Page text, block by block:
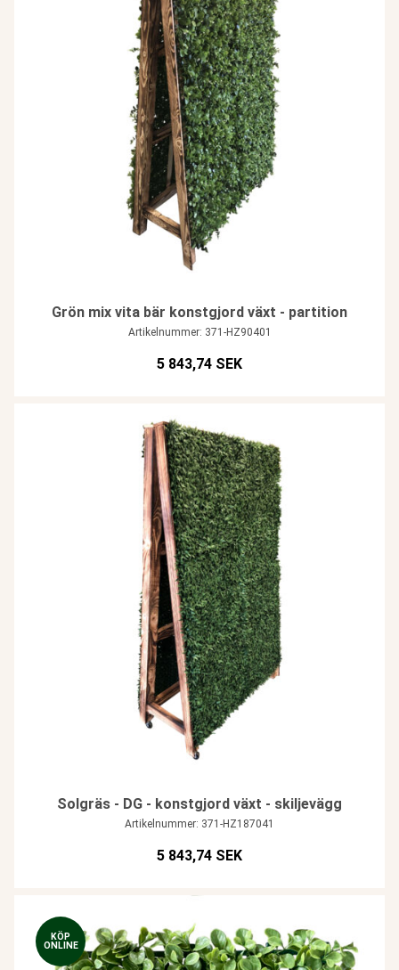
Grön mix vita bär konstgjord växt - partition
Artikelnummer: 371-HZ90401
5 843,74 SEK
Solgräs - DG - konstgjord växt - skiljevägg
Artikelnummer: 371-HZ187041
5 843,74 SEK
KÖP
ONLINE